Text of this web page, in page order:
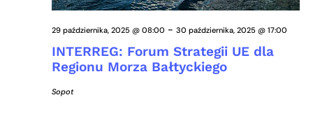
INTERREG: Forum Strategii UE dla
Regionu Morza Bałtyckiego
29 października, 2025 @ 08:00 - 30 października, 2025 @ 17:00
Sopot